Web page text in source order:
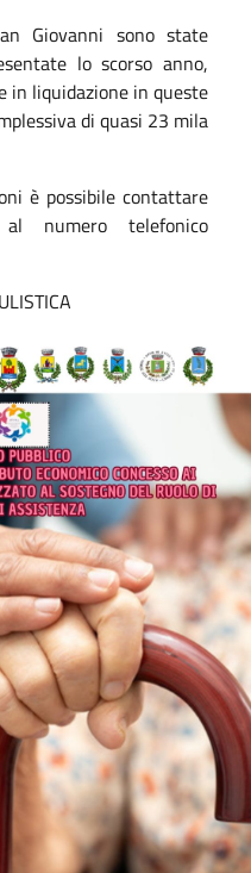
Giovanni sono state
lo scorso anno,
in liquidazione in queste
di quasi 23 mila
è possibile contattare
numero telefonico